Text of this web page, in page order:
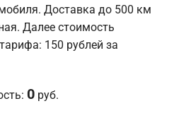
Доставка до 500 км
Далее стоимость
150 рублей за
0 руб.